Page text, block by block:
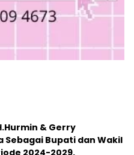
& Gerry
Sebagai Bupati dan Wakil